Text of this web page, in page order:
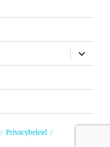
Privacybeleid